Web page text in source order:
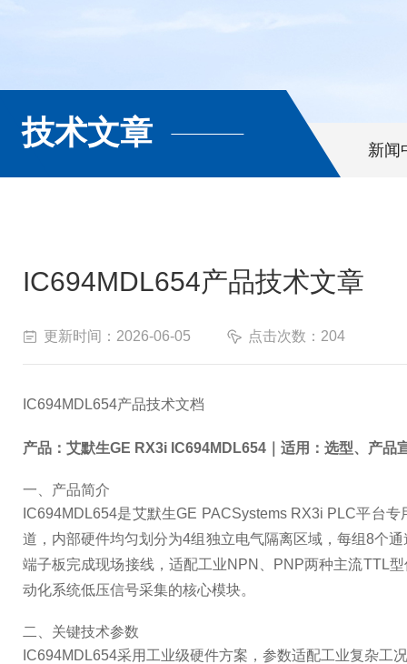
技术文章 新闻
IC694MDL654产品技术文章
更新时间：2026-06-05 点击次数：204
IC694MDL654产品技术文档
产品：艾默生GE RX3i IC694MDL654｜适用：选型、产品
一、产品简介
IC694MDL654是艾默生GE PACSystems RX3i PLC平台
道，内部硬件均匀划分为4组独立电气隔离区域，每组8个
端子板完成现场接线，适配工业NPN、PNP两种主流TTL
动化系统低压信号采集的核心模块。
二、关键技术参数
IC694MDL654采用工业级硬件方案，参数适配工业复杂工